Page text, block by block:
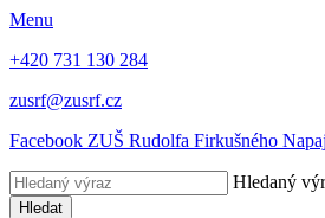
Menu
+420 731 130 284
zusrf@zusrf.cz
Facebook ZUŠ Rudolfa Firkušného
Hledaný
Hledat